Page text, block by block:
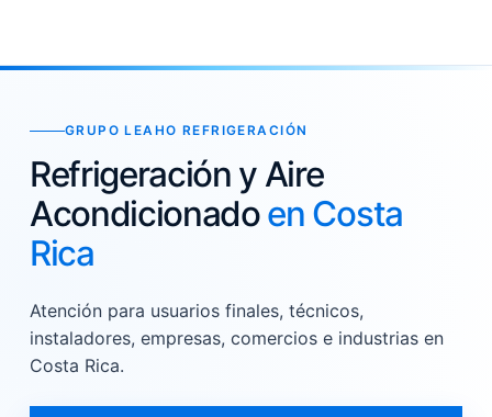
GRUPO LEAHO REFRIGERACIÓN
Refrigeración y Aire
Acondicionadoen Costa
Rica
Atención para usuarios finales, técnicos,
instaladores, empresas, comercios e industrias en
Costa Rica.